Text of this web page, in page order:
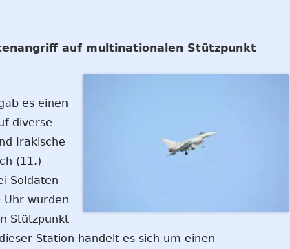
auf multinationalen Stützpunkt
es einen
diverse
Irakische
(11.)
Soldaten
Uhr wurden
Stützpunkt
Station handelt es sich um einen